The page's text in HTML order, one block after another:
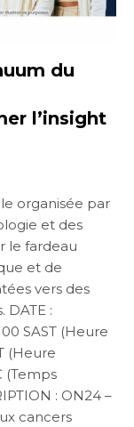
du
l’insight
organisée par
et des
le fardeau
et de
vers des
DATE :
SAST (Heure
(Heure
(Temps
: ON24 –
cancers